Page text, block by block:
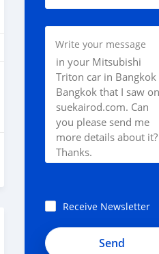
Write your message
Receive Newsletter
QkzD8afeNxNyKXz5FvWX